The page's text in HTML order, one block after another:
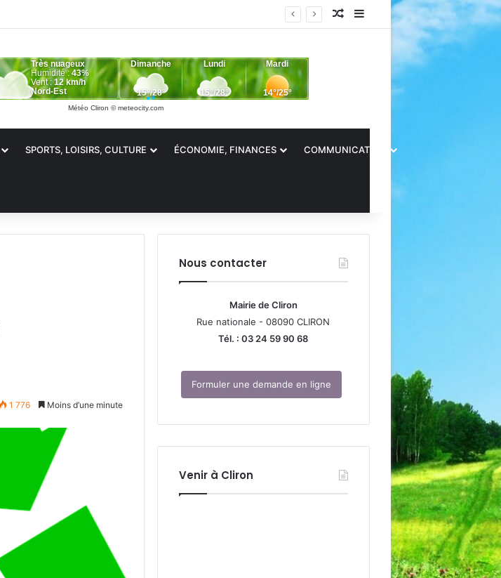
Article Aléatoire
Sidebar (barre latérale)
Météo Cliron © meteocity.com
SPORTS, LOISIRS, CULTURE ÉCONOMIE, FINANCES COMMUNICATION
1 776 Moins d’une minute
Nous contacter
Mairie de Cliron
Rue nationale - 08090 CLIRON
Tél. : 03 24 59 90 68
Formuler une demande en ligne
Venir à Cliron